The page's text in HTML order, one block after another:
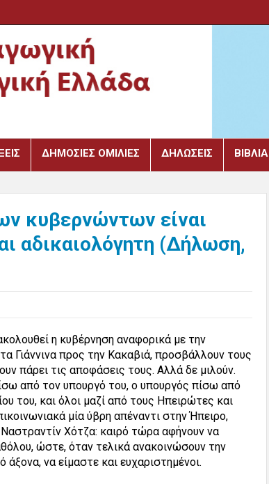
ΔΗΜΌΣΙΕΣ ΟΜΙΛΊΕΣ ΔΗΛΏΣΕΙΣ ΒΙΒΛΙΑ
κυβερνώντων είναι
αδικαιολόγητη (Δήλωση,
η κυβέρνηση αναφορικά με την
Γιάννινα προς την Κακαβιά, προσβάλλουν τους
πάρει τις αποφάσεις τους. Αλλά δε μιλούν.
από τον υπουργό του, ο υπουργός πίσω από
του, και όλοι μαζί από τους Ηπειρώτες και
μία ύβρη απέναντι στην Ήπειρο,
Χότζα: καιρό τώρα αφήνουν να
ώστε, όταν τελικά ανακοινώσουν την
να είμαστε και ευχαριστημένοι.